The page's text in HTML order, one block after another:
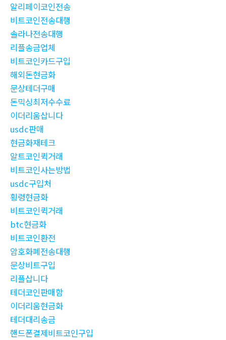
알리페이코인전송
비트코인전송대행
솔라나전송대행
리플송금업체
비트코인카드구입
해외돈현금화
문상테더구매
돈믹싱최저수수료
이더리움삽니다
usdc판매
현금화재테크
알트코인퀵거래
비트코인사는방법
usdc구입처
횡령현금화
비트코인퀵거래
btc현금화
비트코인환전
암호화폐전송대행
문상비트구입
리플삽니다
테더코인판매함
이더리움현금화
테더대리송금
핸드폰결제비트코인구입